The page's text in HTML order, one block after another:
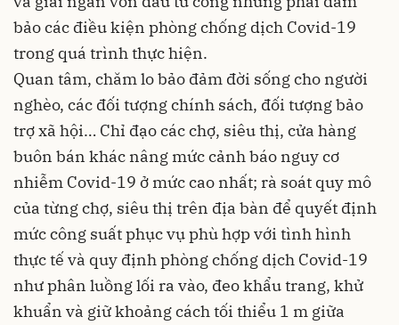
bảo các điều kiện phòng chống dịch Covid-19
trong quá trình thực hiện.
Quan tâm, chăm lo bảo đảm đời sống cho người
nghèo, các đối tượng chính sách, đối tượng bảo
trợ xã hội… Chỉ đạo các chợ, siêu thị, cửa hàng
buôn bán khác nâng mức cảnh báo nguy cơ
nhiễm Covid-19 ở mức cao nhất; rà soát quy mô
của từng chợ, siêu thị trên địa bàn để quyết định
mức công suất phục vụ phù hợp với tình hình
thực tế và quy định phòng chống dịch Covid-19
như phân luồng lối ra vào, đeo khẩu trang, khử
khuẩn và giữ khoảng cách tối thiểu 1 m giữa